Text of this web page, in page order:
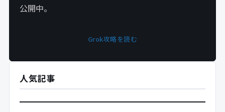
公開中。
Grok攻略を読む
人気記事